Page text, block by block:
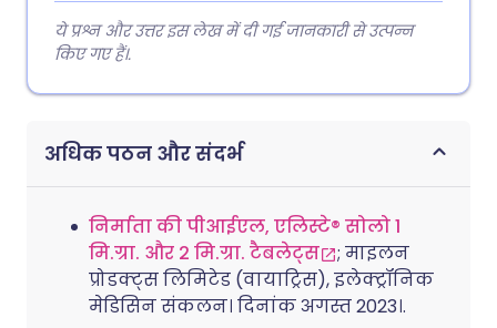
ये प्रश्न और उत्तर इस लेख में दी गई जानकारी से उत्पन्न
किए गए हैं।.
अधिक पठन और संदर्भ
निर्माता की पीआईएल, एलिस्टे® सोलो 1
मि.ग्रा. और 2 मि.ग्रा. टैबलेट्स
; माइलन
प्रोडक्ट्स लिमिटेड (वायाट्रिस), इलेक्ट्रॉनिक
मेडिसिन संकलन। दिनांक अगस्त 2023।.